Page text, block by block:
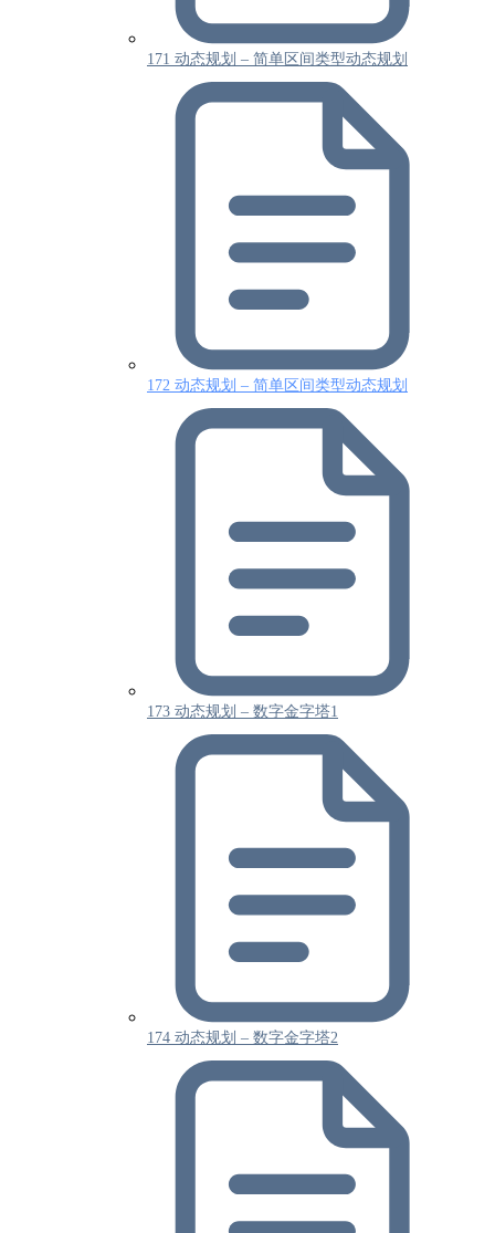
171 动态规划 – 简单区间类型动态规划
172 动态规划 – 简单区间类型动态规划
173 动态规划 – 数字金字塔1
174 动态规划 – 数字金字塔2